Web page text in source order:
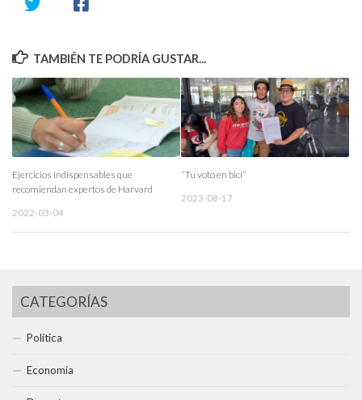
TAMBIÉN TE PODRÍA GUSTAR...
Ejercicios indispensables que
recomiendan expertos de Harvard
2022-03-04
“Tu voto en bici”
2023-08-17
CATEGORÍAS
Política
Economía